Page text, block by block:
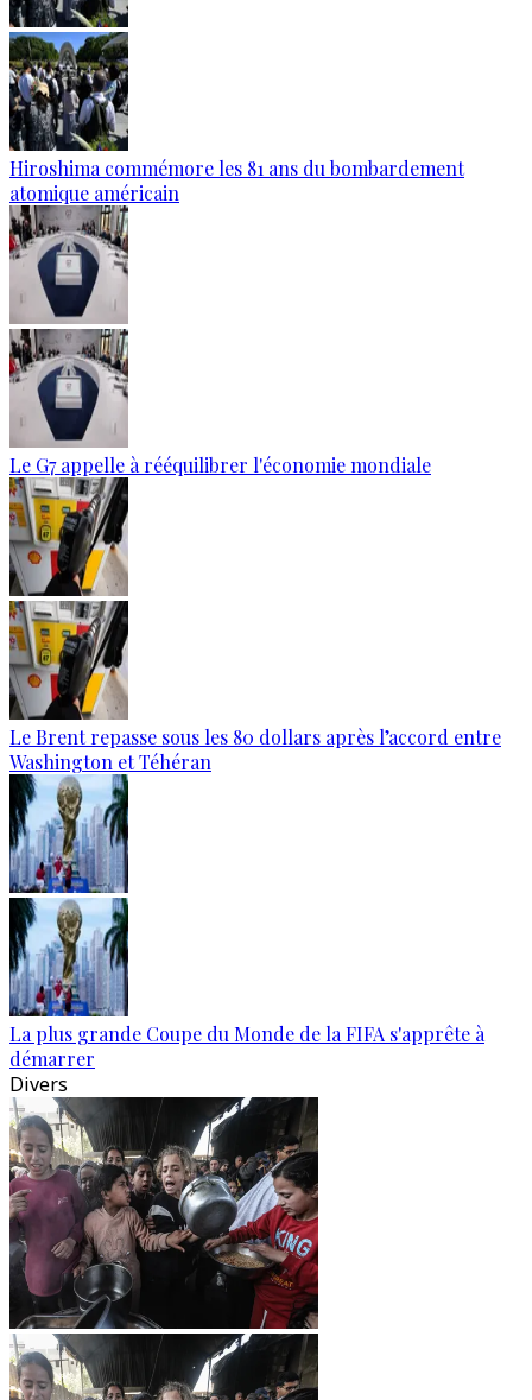
Hiroshima commémore les 81 ans du bombardement
atomique américain
Le G7 appelle à rééquilibrer l'économie mondiale
Le Brent repasse sous les 80 dollars après l’accord entre
Washington et Téhéran
La plus grande Coupe du Monde de la FIFA s'apprête à
démarrer
Divers